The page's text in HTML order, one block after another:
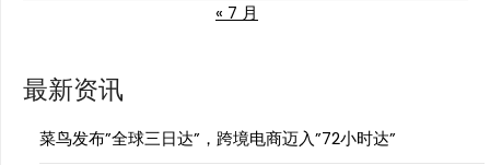
« 7 月
最新资讯
菜鸟发布”全球三日达”，跨境电商迈入”72小时达”